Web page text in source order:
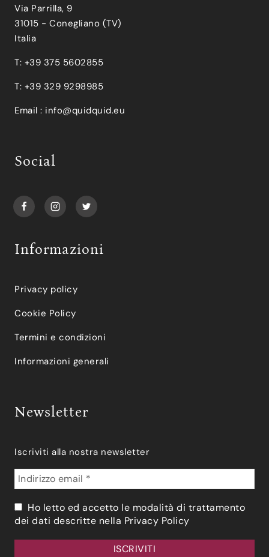
Via Parrilla, 9
31015 - Conegliano (TV)
Italia
T: +39 375 5602855
T: +39 329 9298985
Email : info@quidquid.eu
Social
Informazioni
Privacy policy
Cookie Policy
Termini e condizioni
Informazioni generali
Newsletter
Iscriviti alla nostra newsletter
Ho letto ed accetto le modalità di trattamento
dei dati descritte nella Privacy Policy